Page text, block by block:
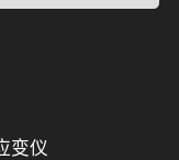
变仪